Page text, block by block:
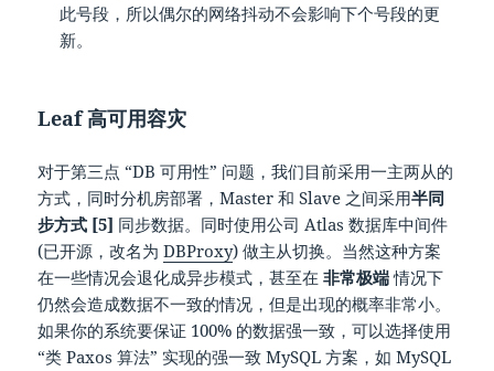
此号段，所以偶尔的网络抖动不会影响下个号段的更
新。
Leaf 高可用容灾
对于第三点 “DB 可用性” 问题，我们目前采用一主两从的
方式，同时分机房部署，Master 和 Slave 之间采用半同
步方式 [5] 同步数据。同时使用公司 Atlas 数据库中间件
(已开源，改名为DBProxy) 做主从切换。当然这种方案
在一些情况会退化成异步模式，甚至在 非常极端情况下
仍然会造成数据不一致的情况，但是出现的概率非常小。
如果你的系统要保证 100% 的数据强一致，可以选择使用
“类 Paxos 算法” 实现的强一致 MySQL 方案，如 MySQL